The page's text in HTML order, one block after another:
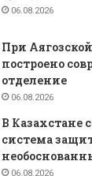
06.08.2026
При
построено
отделение
06.08.2026
В Казахстане
система
06.08.2026